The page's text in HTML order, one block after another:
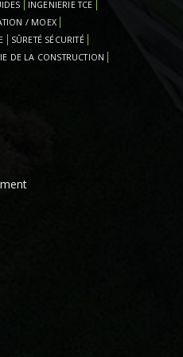
INGENIERIE TCE
/ MOEX
SÛRETÉ SÉCURITÉ
DE LA CONSTRUCTION